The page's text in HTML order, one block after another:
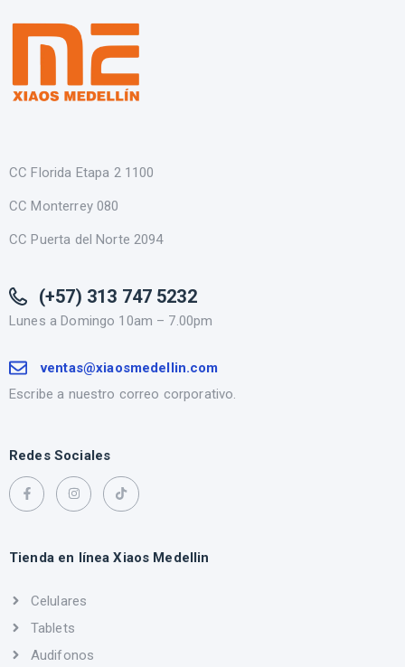
CC Florida Etapa 2 1100
CC Monterrey 080
CC Puerta del Norte 2094
(+57) 313 747 5232
Lunes a Domingo 10am – 7.00pm
ventas@xiaosmedellin.com
Escribe a nuestro correo corporativo.
Redes Sociales
Tienda en línea Xiaos Medellin
Celulares
Tablets
Audifonos